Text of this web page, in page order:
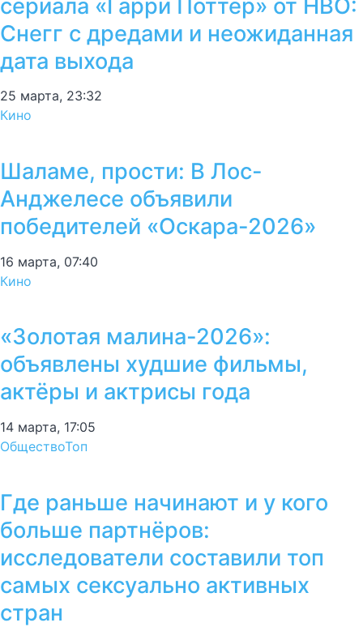
сериала «Гарри Поттер» от HBO:
Снегг с дредами и неожиданная
дата выхода
25 марта, 23:32
Кино
Шаламе, прости: В Лос-
Анджелесе объявили
победителей «Оскара-2026»
16 марта, 07:40
Кино
«Золотая малина-2026»:
объявлены худшие фильмы,
актёры и актрисы года
14 марта, 17:05
ОбществоТоп
Где раньше начинают и у кого
больше партнёров:
исследователи составили топ
самых сексуально активных
стран